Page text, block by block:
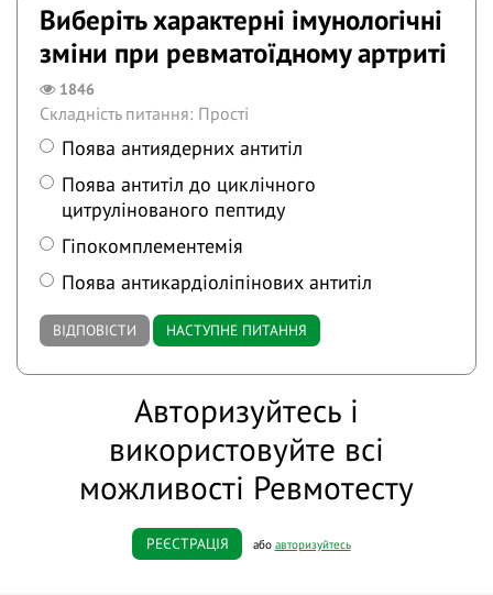
Виберіть характерні імунологічні
зміни при ревматоїдному артриті
1846
Складність питання: Прості
Поява антиядерних антитіл
Поява антитіл до циклічного
цитрулінованого пептиду
Гіпокомплементемія
Поява антикардіоліпінових антитіл
ВІДПОВІСТИ НАСТУПНЕ ПИТАННЯ
Авторизуйтесь і
використовуйте всі
можливості Ревмотесту
РЕЄСТРАЦІЯ або авторизуйтесь